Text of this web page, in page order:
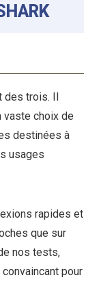
des trois. Il
vaste choix de
destinées à
usages
rapides et
que sur
nos tests,
pour